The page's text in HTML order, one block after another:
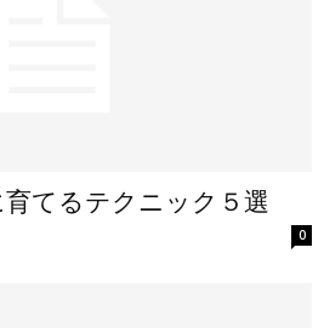
てるテクニック５選
0